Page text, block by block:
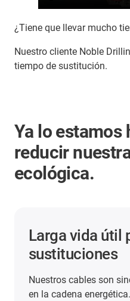
¿Tiene que llevar mucho
Nuestro cliente Noble
tiempo de sustitución.
Ya lo estamos
reducir
ecológica.
Larga vida útil
sustituciones
Nuestros cables son
en la cadena